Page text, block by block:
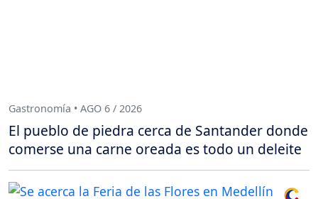
Gastronomía • AGO 6 / 2026
El pueblo de piedra cerca de Santander donde
comerse una carne oreada es todo un deleite